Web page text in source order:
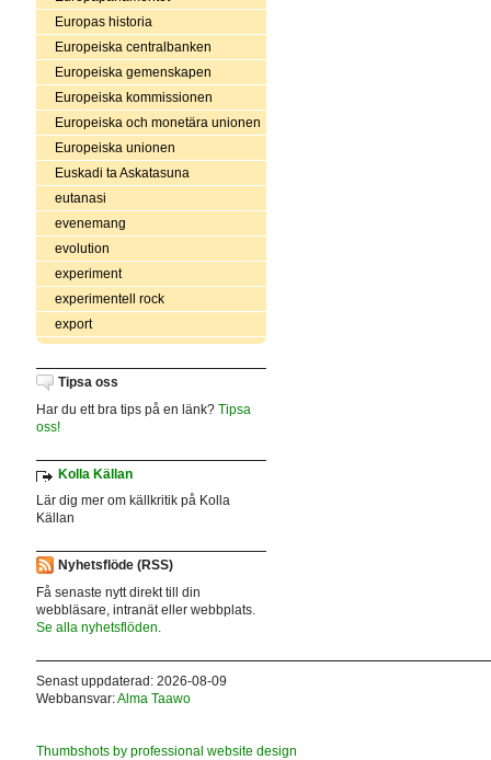
Europas historia
Europeiska centralbanken
Europeiska gemenskapen
Europeiska kommissionen
Europeiska och monetära unionen
Europeiska unionen
Euskadi ta Askatasuna
eutanasi
evenemang
evolution
experiment
experimentell rock
export
Tipsa oss
Har du ett bra tips på en länk? Tipsa
oss!
Kolla Källan
Lär dig mer om källkritik på Kolla
Källan
Nyhetsflöde (RSS)
Få senaste nytt direkt till din
webbläsare, intranät eller webbplats.
Se alla nyhetsflöden.
Senast uppdaterad: 2026-08-09
Webbansvar:Alma Taawo
Thumbshots by professional website design